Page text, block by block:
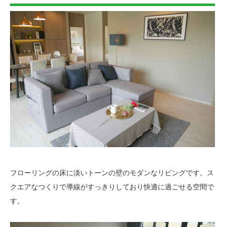
フローリングの床に淡いトーンの壁のモダンなリビングです。ス
クエアなつくりで導線がすっきりしており快適に過ごせる空間で
す。